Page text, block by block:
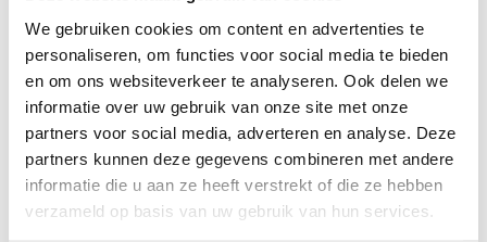
We gebruiken cookies om content en advertenties te
personaliseren, om functies voor social media te bieden
en om ons websiteverkeer te analyseren. Ook delen we
informatie over uw gebruik van onze site met onze
partners voor social media, adverteren en analyse. Deze
partners kunnen deze gegevens combineren met andere
informatie die u aan ze heeft verstrekt of die ze hebben
verzameld op basis van uw gebruik van hun services.
- For å bruke sosiale medier på våre nettsider: Dette bruker vi
cookies på Facebook og Twitter.
Hvordan logge ut av cookies?
Logg ut er ganske enkel: gi det til hjemme via nettleseren din
vanligvis kan i verktøylinjen under "Hjelp". Du kan godta cookies
alltid igjen.
spørsmål?